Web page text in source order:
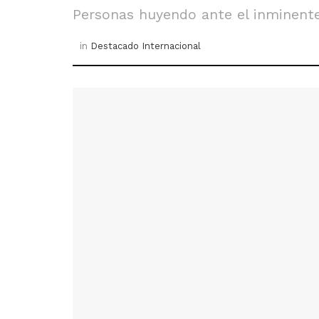
Personas huyendo ante el
in Destacado Internacional